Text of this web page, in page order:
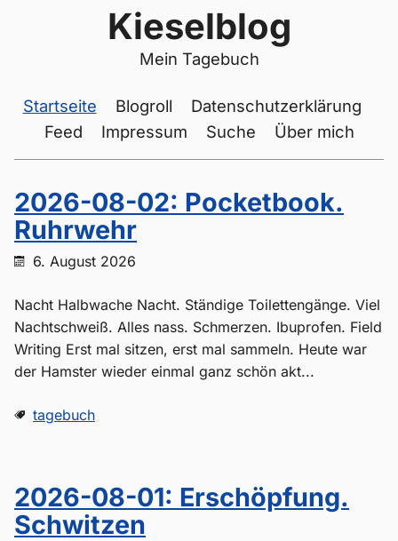
Kieselblog
Mein Tagebuch
Startseite Blogroll
Datenschutzerklärung
Feed
Impressum Suche Über mich
2026-08-02: Pocketbook.
Ruhrwehr
6. August 2026
Nacht Halbwache Nacht. Ständige Toilettengänge. Viel
Nachtschweiß. Alles nass. Schmerzen. Ibuprofen. Field
Writing Erst mal sitzen, erst mal sammeln. Heute war
der Hamster wieder einmal ganz schön akt...
tagebuch
2026-08-01: Erschöpfung.
Schwitzen